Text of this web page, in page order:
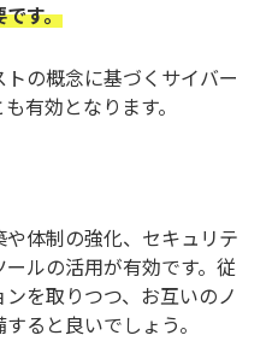
です。
の概念に基づくサイバー
有効となります。
体制の強化、セキュリテ
ルの活用が有効です。従
を取りつつ、お互いのノ
ると良いでしょう。